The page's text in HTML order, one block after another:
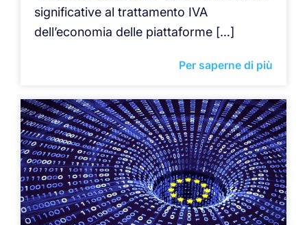
significative al trattamento IVA
dell’economia delle piattaforme […]
Per saperne di più